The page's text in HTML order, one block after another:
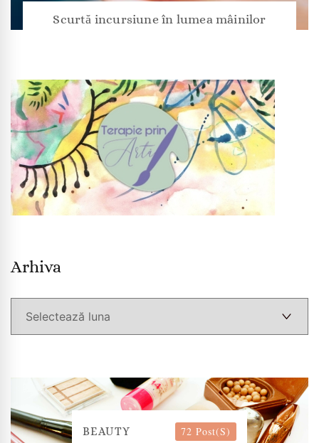
Scurtă incursiune în lumea mâinilor
Arhiva
BEAUTY 72 Post(s)